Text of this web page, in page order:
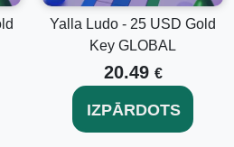
jaunas funkcijas bez lielas
Atslēga GLOBAL
ir lielisks
Yalla Ludo - 25 USD Gold
Key GLOBAL
20.49 €
IZPĀRDOTS